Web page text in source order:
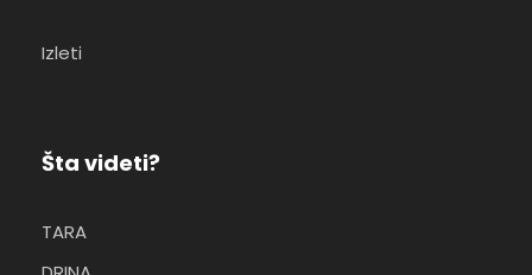
Izleti
Šta videti?
TARA